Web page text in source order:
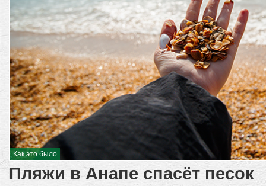
Как это было
Пляжи в Анапе спасёт песок